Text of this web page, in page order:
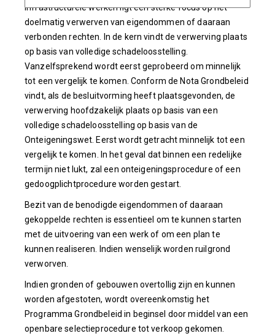
infrastructurele werken ligt een sterke focus op het
doelmatig verwerven van eigendommen of daaraan
verbonden rechten. In de kern vindt de verwerving plaats
op basis van volledige schadeloosstelling.
Vanzelfsprekend wordt eerst geprobeerd om minnelijk
tot een vergelijk te komen. Conform de Nota Grondbeleid
vindt, als de besluitvorming heeft plaatsgevonden, de
verwerving hoofdzakelijk plaats op basis van een
volledige schadeloosstelling op basis van de
Onteigeningswet. Eerst wordt getracht minnelijk tot een
vergelijk te komen. In het geval dat binnen een redelijke
termijn niet lukt, zal een onteigeningsprocedure of een
gedoogplichtprocedure worden gestart.
Bezit van de benodigde eigendommen of daaraan
gekoppelde rechten is essentieel om te kunnen starten
met de uitvoering van een werk of om een plan te
kunnen realiseren. Indien wenselijk worden ruilgrond
verworven.
Indien gronden of gebouwen overtollig zijn en kunnen
worden afgestoten, wordt overeenkomstig het
Programma Grondbeleid in beginsel door middel van een
openbare selectieprocedure tot verkoop gekomen.